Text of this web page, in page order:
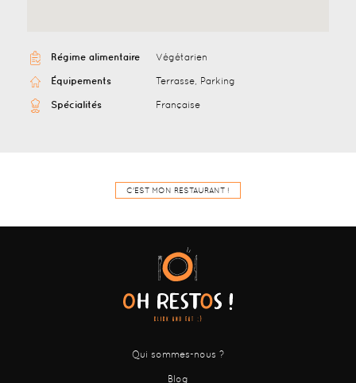
Régime alimentaire Végétarien
Équipements Terrasse, Parking
Spécialités Française
C'EST MON RESTAURANT !
Qui sommes-nous ?
Blog